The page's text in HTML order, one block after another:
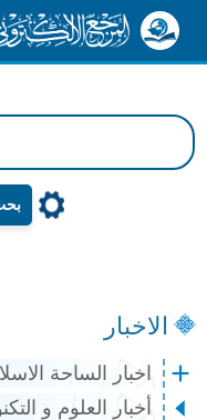
الاخبار
اخبار الساحة
أخبار العلوم و